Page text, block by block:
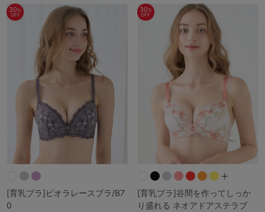
30%
OFF
[育乳ブラ]ビオラレースブラ/B7
0
30%
OFF
[育乳ブラ]谷間を作ってしっか
り盛れる ネオアドアステラブ